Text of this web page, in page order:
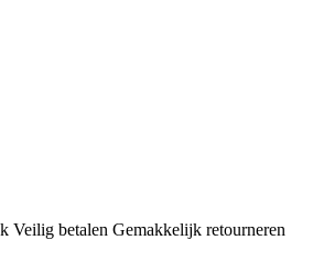
Veilig betalen Gemakkelijk retourneren